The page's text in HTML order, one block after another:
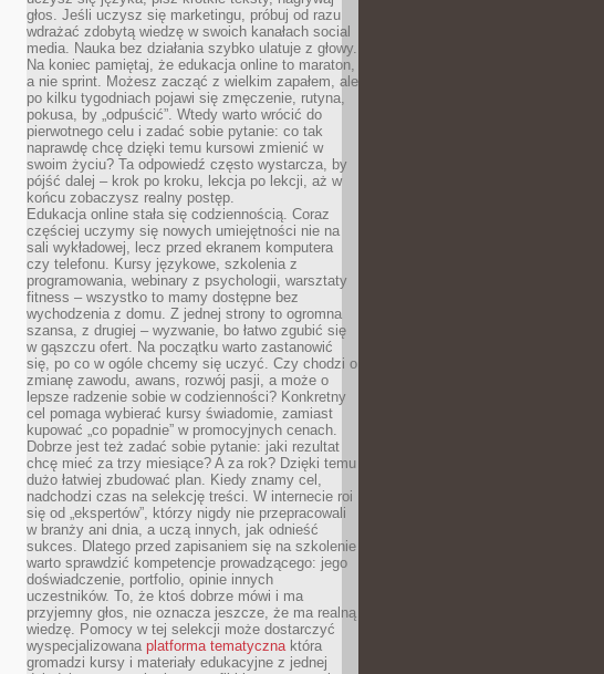
głos. Jeśli uczysz się marketingu, próbuj od razu
wdrażać zdobytą wiedzę w swoich kanałach social
media. Nauka bez działania szybko ulatuje z głowy.
Na koniec pamiętaj, że edukacja online to maraton,
a nie sprint. Możesz zacząć z wielkim zapałem, ale
po kilku tygodniach pojawi się zmęczenie, rutyna,
pokusa, by „odpuścić”. Wtedy warto wrócić do
pierwotnego celu i zadać sobie pytanie: co tak
naprawdę chcę dzięki temu kursowi zmienić w
swoim życiu? Ta odpowiedź często wystarcza, by
pójść dalej – krok po kroku, lekcja po lekcji, aż w
końcu zobaczysz realny postęp.
Edukacja online stała się codziennością. Coraz
częściej uczymy się nowych umiejętności nie na
sali wykładowej, lecz przed ekranem komputera
czy telefonu. Kursy językowe, szkolenia z
programowania, webinary z psychologii, warsztaty
fitness – wszystko to mamy dostępne bez
wychodzenia z domu. Z jednej strony to ogromna
szansa, z drugiej – wyzwanie, bo łatwo zgubić się
w gąszczu ofert. Na początku warto zastanowić
się, po co w ogóle chcemy się uczyć. Czy chodzi o
zmianę zawodu, awans, rozwój pasji, a może o
lepsze radzenie sobie w codzienności? Konkretny
cel pomaga wybierać kursy świadomie, zamiast
kupować „co popadnie” w promocyjnych cenach.
Dobrze jest też zadać sobie pytanie: jaki rezultat
chcę mieć za trzy miesiące? A za rok? Dzięki temu
dużo łatwiej zbudować plan. Kiedy znamy cel,
nadchodzi czas na selekcję treści. W internecie roi
się od „ekspertów”, którzy nigdy nie przepracowali
w branży ani dnia, a uczą innych, jak odnieść
sukces. Dlatego przed zapisaniem się na szkolenie
warto sprawdzić kompetencje prowadzącego: jego
doświadczenie, portfolio, opinie innych
uczestników. To, że ktoś dobrze mówi i ma
przyjemny głos, nie oznacza jeszcze, że ma realną
wiedzę. Pomocy w tej selekcji może dostarczyć
wyspecjalizowana platforma tematycznaktóra
gromadzi kursy i materiały edukacyjne z jednej